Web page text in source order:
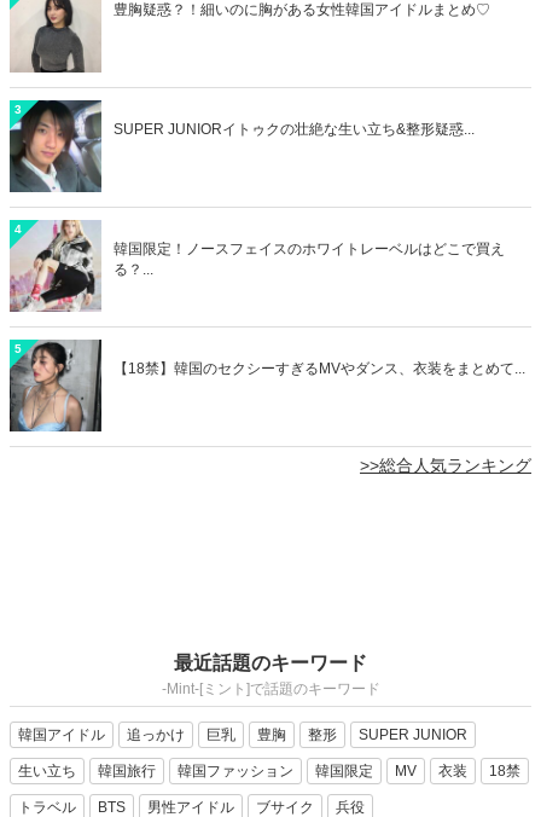
豊胸疑惑？！細いのに胸がある女性韓国アイドルまとめ♡
3
SUPER JUNIORイトゥクの壮絶な生い立ち&整形疑惑...
4
韓国限定！ノースフェイスのホワイトレーベルはどこで買え
る？...
5
【18禁】韓国のセクシーすぎるMVやダンス、衣装をまとめて...
>>総合人気ランキング
最近話題のキーワード
-Mint-[ミント]で話題のキーワード
韓国アイドル 追っかけ 巨乳 豊胸 整形 SUPER JUNIOR
生い立ち 韓国旅行 韓国ファッション 韓国限定 MV 衣装 18禁
トラベル BTS 男性アイドル ブサイク 兵役